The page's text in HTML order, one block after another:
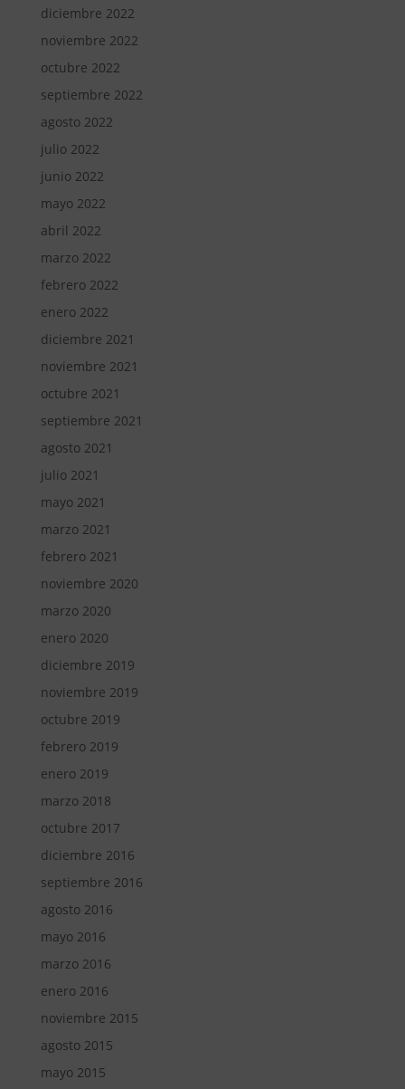
diciembre 2022
noviembre 2022
octubre 2022
septiembre 2022
agosto 2022
julio 2022
junio 2022
mayo 2022
abril 2022
marzo 2022
febrero 2022
enero 2022
diciembre 2021
noviembre 2021
octubre 2021
septiembre 2021
agosto 2021
julio 2021
mayo 2021
marzo 2021
febrero 2021
noviembre 2020
marzo 2020
enero 2020
diciembre 2019
noviembre 2019
octubre 2019
febrero 2019
enero 2019
marzo 2018
octubre 2017
diciembre 2016
septiembre 2016
agosto 2016
mayo 2016
marzo 2016
enero 2016
noviembre 2015
agosto 2015
mayo 2015